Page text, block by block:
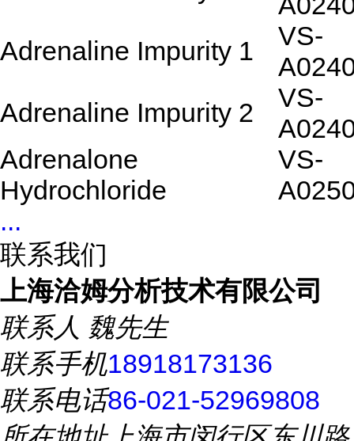
Adrenaline Impurity 1
VS-
Adrenaline Impurity 2
VS-
Adrenalone
Hydrochloride
VS-
...
联系我们
上海洽姆分析技术有限公司
联系人 魏先生
联系手机18918173136
联系电话86-021-52969808